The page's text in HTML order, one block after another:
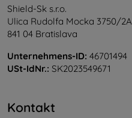
Shield-Sk s.r.o.
Ulica Rudolfa Mocka 3750/2A
841 04 Bratislava
Unternehmens-ID: 46701494
USt-IdNr.: SK2023549671
Kontakt